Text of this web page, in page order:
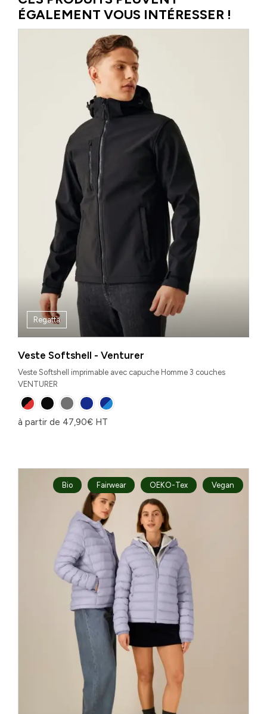
ÉGALEMENT VOUS INTÉRESSER !
Regatta
Veste Softshell - Venturer
Veste Softshell imprimable avec capuche Homme 3 couches
VENTURER
à partir de 47,90€ HT
Bio Fairwear OEKO-Tex Vegan